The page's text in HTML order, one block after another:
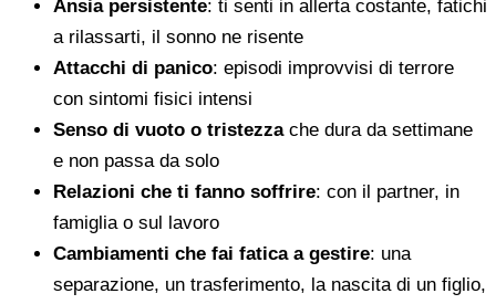
Ansia persistente: ti senti in allerta costante, fatichi
a rilassarti, il sonno ne risente
Attacchi di panico: episodi improvvisi di terrore
con sintomi fisici intensi
Senso di vuoto o tristezzache dura da settimane
e non passa da solo
Relazioni che ti fanno soffrire: con il partner, in
famiglia o sul lavoro
Cambiamenti che fai fatica a gestire: una
separazione, un trasferimento, la nascita di un figlio,